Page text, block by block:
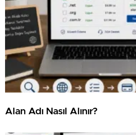
⁠Alan Adı Nasıl Alınır?